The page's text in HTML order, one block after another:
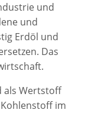
und
und
Erdöl und
Das
als Wertstoff
im